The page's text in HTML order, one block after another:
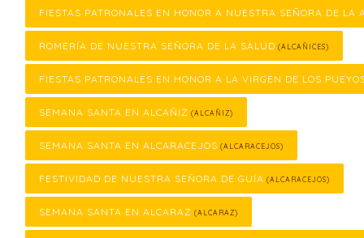
FIESTAS PATRONALES EN HONOR A NUESTRA SEÑORA DE LA
ROMERÍA DE NUESTRA SEÑORA DE LA SALUD (ALCAÑICES)
FIESTAS PATRONALES EN HONOR A LA VIRGEN DE LOS
SEMANA SANTA EN ALCAÑIZ (ALCAÑIZ)
SEMANA SANTA EN ALCARACEJOS (ALCARACEJOS)
FESTIVIDAD DE NUESTRA SEÑORA DE GUÍA (ALCARACEJOS)
SEMANA SANTA EN ALCARAZ (ALCARAZ)